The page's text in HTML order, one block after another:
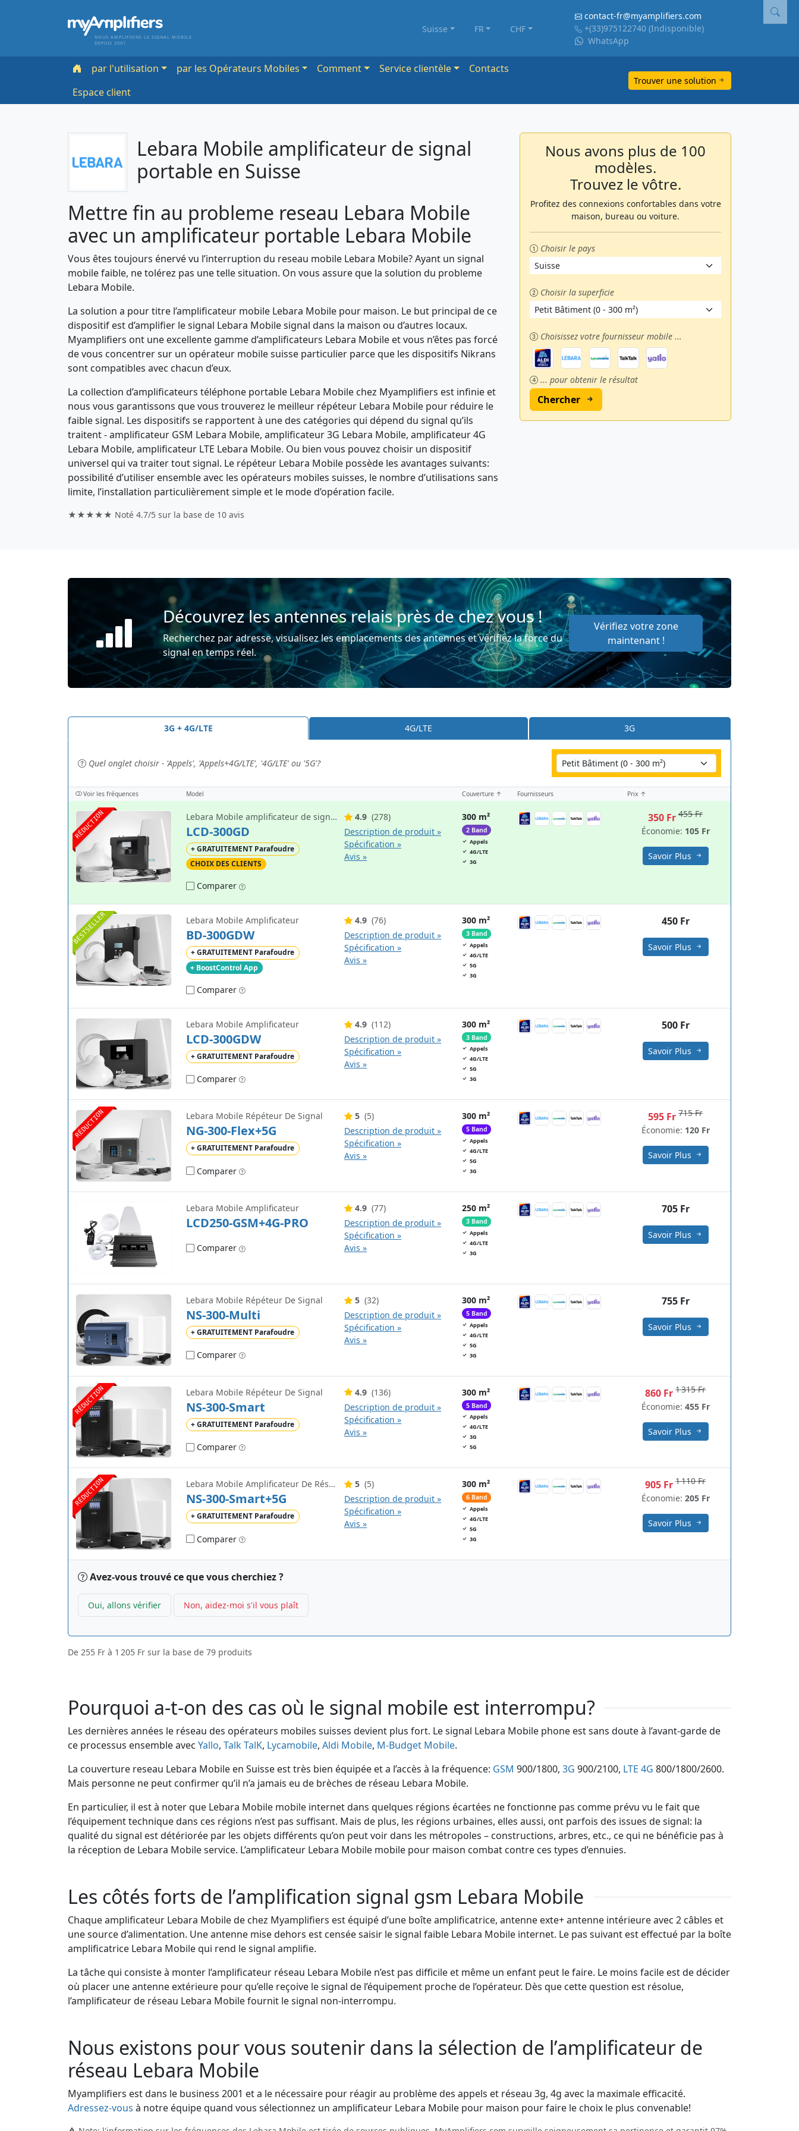
NOUS AMPLIFIONS LE SIGNAL MOBILE
DEPUIS 2001
Suisse FR CHF
contact-fr@myamplifiers.com
+(33)975122740 (Indisponible)
WhatsApp
par l'utilisation par les Opérateurs Mobiles Comment Service clientèle
Contacts
Espace client
Trouver une solution
Lebara Mobile amplificateur de signal
portable en Suisse
Mettre fin au probleme reseau Lebara Mobile
avec un amplificateur portable Lebara Mobile
Vous êtes toujours énervé vu l’interruption du reseau mobile Lebara Mobile? Ayant un signal
mobile faible, ne tolérez pas une telle situation. On vous assure que la solution du probleme
Lebara Mobile.
La solution a pour titre l’amplificateur mobile Lebara Mobile pour maison. Le but principal de ce
dispositif est d’amplifier le signal Lebara Mobile signal dans la maison ou d’autres locaux.
Myamplifiers ont une excellente gamme d’amplificateurs Lebara Mobile et vous n’êtes pas forcé
de vous concentrer sur un opérateur mobile suisse particulier parce que les dispositifs Nikrans
sont compatibles avec chacun d’eux.
La collection d’amplificateurs téléphone portable Lebara Mobile chez Myamplifiers est infinie et
nous vous garantissons que vous trouverez le meilleur répéteur Lebara Mobile pour réduire le
faible signal. Les dispositifs se rapportent à une des catégories qui dépend du signal qu’ils
traitent - amplificateur GSM Lebara Mobile, amplificateur 3G Lebara Mobile, amplificateur 4G
Lebara Mobile, amplificateur LTE Lebara Mobile. Ou bien vous pouvez choisir un dispositif
universel qui va traiter tout signal. Le répéteur Lebara Mobile possède les avantages suivants:
possibilité d’utiliser ensemble avec les opérateurs mobiles suisses, le nombre d’utilisations sans
limite, l’installation particulièrement simple et le mode d’opération facile.
★★★★★ Noté 4.7/5 sur la base de 10 avis
Nous avons plus de 100
modèles.
Trouvez le vôtre.
Profitez des connexions confortables dans votre
maison, bureau ou voiture.
Choisir le pays
Choisir la superficie
Choisissez votre fournisseur mobile ...
... pour obtenir le résultat
Chercher
Découvrez les antennes relais près de chez vous !
Recherchez par adresse, visualisez les emplacements des antennes et vérifiez la force du
signal en temps réel.
Vérifiez votre zone
maintenant !
3G + 4G/LTE 4G/LTE 3G
Quel onglet choisir - 'Appels', 'Appels+4G/LTE', '4G/LTE' ou '5G'?
Voir les fréquences Model Couverture ↑ Fournisseurs Prix ↑
RÉDUCTION Lebara Mobile amplificateur de signal mobile
LCD-300GD
+ GRATUITEMENT Parafoudre
CHOIX DES CLIENTS
Comparer
4.9 (278)
Description de produit »
Spécification »
Avis »
300 m²
2 Band
Appels
4G/LTE
3G
350 Fr455 Fr
Économie: 105 Fr
Savoir Plus
BESTSELLER Lebara Mobile Amplificateur
BD-300GDW
+ GRATUITEMENT Parafoudre
+ BoostControl App
Comparer
4.9 (76)
Description de produit »
Spécification »
Avis »
300 m²
3 Band
Appels
4G/LTE
5G
3G
450 Fr
Savoir Plus
Lebara Mobile Amplificateur
LCD-300GDW
+ GRATUITEMENT Parafoudre
Comparer
4.9 (112)
Description de produit »
Spécification »
Avis »
300 m²
3 Band
Appels
4G/LTE
5G
3G
500 Fr
Savoir Plus
RÉDUCTION Lebara Mobile Répéteur De Signal
NG-300-Flex+5G
+ GRATUITEMENT Parafoudre
Comparer
5 (5)
Description de produit »
Spécification »
Avis »
300 m²
5 Band
Appels
4G/LTE
5G
3G
595 Fr715 Fr
Économie: 120 Fr
Savoir Plus
Lebara Mobile Amplificateur
LCD250-GSM+4G-PRO
Comparer
4.9 (77)
Description de produit »
Spécification »
Avis »
250 m²
3 Band
Appels
4G/LTE
3G
705 Fr
Savoir Plus
Lebara Mobile Répéteur De Signal
NS-300-Multi
+ GRATUITEMENT Parafoudre
Comparer
5 (32)
Description de produit »
Spécification »
Avis »
300 m²
5 Band
Appels
4G/LTE
5G
3G
755 Fr
Savoir Plus
RÉDUCTION Lebara Mobile Répéteur De Signal
NS-300-Smart
+ GRATUITEMENT Parafoudre
Comparer
4.9 (136)
Description de produit »
Spécification »
Avis »
300 m²
5 Band
Appels
4G/LTE
3G
5G
860 Fr1 315 Fr
Économie: 455 Fr
Savoir Plus
RÉDUCTION Lebara Mobile Amplificateur De Réseau Mobile
NS-300-Smart+5G
+ GRATUITEMENT Parafoudre
Comparer
5 (5)
Description de produit »
Spécification »
Avis »
300 m²
6 Band
Appels
4G/LTE
5G
3G
905 Fr1 110 Fr
Économie: 205 Fr
Savoir Plus
Avez-vous trouvé ce que vous cherchiez ?
Oui, allons vérifier Non, aidez-moi s'il vous plaît
De 255 Fr à 1 205 Fr sur la base de 79 produits
Pourquoi a-t-on des cas où le signal mobile est interrompu?
Les dernières années le réseau des opérateurs mobiles suisses devient plus fort. Le signal Lebara Mobile phone est sans doute à l’avant-garde de
ce processus ensemble avec Yallo, Talk TalK, Lycamobile, Aldi Mobile, M-Budget Mobile.
La couverture reseau Lebara Mobile en Suisse est très bien équipée et a l’accès à la fréquence: GSM 900/1800, 3G 900/2100, LTE 4G 800/1800/2600.
Mais personne ne peut confirmer qu’il n’a jamais eu de brèches de réseau Lebara Mobile.
En particulier, il est à noter que Lebara Mobile mobile internet dans quelques régions écartées ne fonctionne pas comme prévu vu le fait que
l’équipement technique dans ces régions n’est pas suffisant. Mais de plus, les régions urbaines, elles aussi, ont parfois des issues de signal: la
qualité du signal est détériorée par les objets différents qu’on peut voir dans les métropoles – constructions, arbres, etc., ce qui ne bénéficie pas à
la réception de Lebara Mobile service. L’amplificateur Lebara Mobile mobile pour maison combat contre ces types d’ennuies.
Les côtés forts de l’amplification signal gsm Lebara Mobile
Chaque amplificateur Lebara Mobile de chez Myamplifiers est équipé d’une boîte amplificatrice, antenne exte+ antenne intérieure avec 2 câbles et
une source d’alimentation. Une antenne mise dehors est censée saisir le signal faible Lebara Mobile internet. Le pas suivant est effectué par la boîte
amplificatrice Lebara Mobile qui rend le signal amplifie.
La tâche qui consiste à monter l’amplificateur réseau Lebara Mobile n’est pas difficile et même un enfant peut le faire. Le moins facile est de décider
où placer une antenne extérieure pour qu’elle reçoive le signal de l’équipement proche de l’opérateur. Dès que cette question est résolue,
l’amplificateur de réseau Lebara Mobile fournit le signal non-interrompu.
Nous existons pour vous soutenir dans la sélection de l’amplificateur de
réseau Lebara Mobile
Myamplifiers est dans le business 2001 et a le nécessaire pour réagir au problème des appels et réseau 3g, 4g avec la maximale efficacité.
Adressez-vous à notre équipe quand vous sélectionnez un amplificateur Lebara Mobile pour maison pour faire le choix le plus convenable!